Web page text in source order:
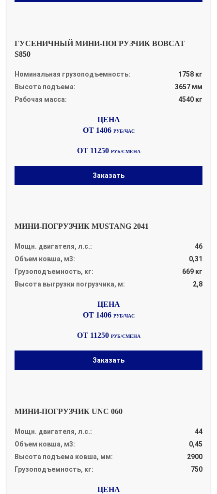
ГУСЕНИЧНЫЙ МИНИ-ПОГРУЗЧИК BOBCAT
S850
Номинальная грузоподъемность:
1758 кг
Высота подъема:
3657 мм
Рабочая масса:
4540 кг
ОТ 1406 РУБ/ЧАС
ОТ 11250 РУБ/СМЕНА
Заказать
МИНИ-ПОГРУЗЧИК MUSTANG 2041
Мощн. двигателя, л.с.:
46
Объем ковша, м3:
0,31
Грузоподъемность, кг:
669 кг
Высота выгрузки погрузчика, м:
2,8
ОТ 1406 РУБ/ЧАС
ОТ 11250 РУБ/СМЕНА
Заказать
МИНИ-ПОГРУЗЧИК UNC 060
Мощн. двигателя, л.с.:
44
Объем ковша, м3:
0,45
Высота подъема ковша, мм:
2900
Грузоподъемность, кг:
750